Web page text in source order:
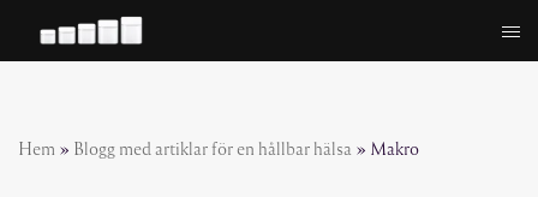
Hoppa
Hem » Blogg med artiklar för en hållbar hälsa » Makro